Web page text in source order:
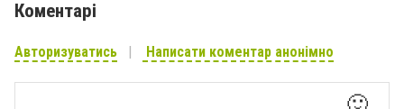
Коментарі
Авторизуватись Написати коментар анонімно